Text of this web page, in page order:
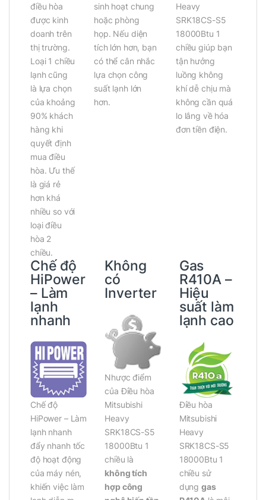
điều hòa
được kinh
doanh trên
thị trường.
Loại 1 chiều
lạnh cũng
là lựa chọn
của khoảng
90% khách
hàng khi
quyết định
mua điều
hòa. Ưu thế
là giá rẻ
hơn khá
nhiều so với
loại điều
hòa 2
chiều.
sinh hoạt chung
hoặc phòng
họp. Nếu diện
tích lớn hơn, bạn
có thể cân nhắc
lựa chọn công
suất lạnh lớn
hơn.
Heavy
SRK18CS-S5
18000Btu 1
chiều giúp bạn
tận hưởng
luồng không
khí dễ chịu mà
không cần quá
lo lắng về hóa
đơn tiền điện.
Chế độ
HiPower
– Làm
lạnh
nhanh
Chế độ
HiPower – Làm
lạnh nhanh
đẩy nhanh tốc
độ hoạt động
của máy nén,
khiến việc làm
Không
có
Inverter
Nhược điểm
của Điều hòa
Mitsubishi
Heavy
SRK18CS-S5
18000Btu 1
chiều là
không tích
hợp công
Gas
R410A –
Hiệu
suất làm
lạnh cao
Điều hòa
Mitsubishi
Heavy
SRK18CS-S5
18000Btu 1
chiều sử
dụng gas